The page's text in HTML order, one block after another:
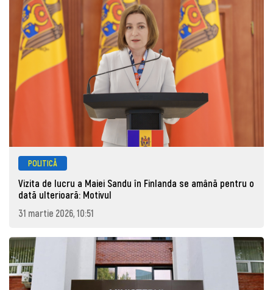
POLITICĂ
Vizita de lucru a Maiei Sandu în Finlanda se amână pentru o
dată ulterioară: Motivul
31 martie 2026, 10:51